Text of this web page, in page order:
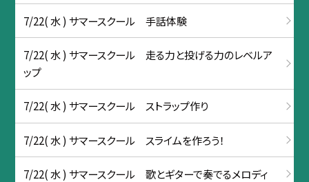
7/22( 水 ) サマースクール 手話体験
7/22( 水 ) サマースクール 走る力と投げる力のレベルア
ップ
7/22( 水 ) サマースクール ストラップ作り
7/22( 水 ) サマースクール スライムを作ろう！
7/22( 水 ) サマースクール 歌とギターで奏でるメロディ